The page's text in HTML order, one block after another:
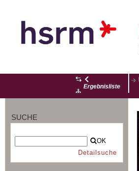
Ergebnisliste
SUCHE
OK
Detailsuche